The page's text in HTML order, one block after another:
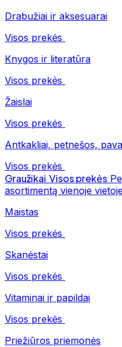
Drabužiai ir aksesuarai
Visos prekės
Knygos ir literatūra
Visos prekės
Žaislai
Visos prekės
Antkakliai, petnešos,
Visos prekės
Graužikai Visos prekės
asortimentą vienoje
Maistas
Visos prekės
Skanėstai
Visos prekės
Vitaminai ir papildai
Visos prekės
Priežiūros priemonės